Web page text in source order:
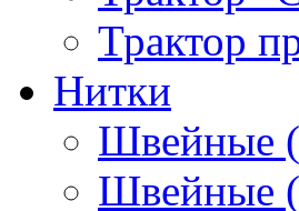
Трактор
Нитки
Швейные
Швейные